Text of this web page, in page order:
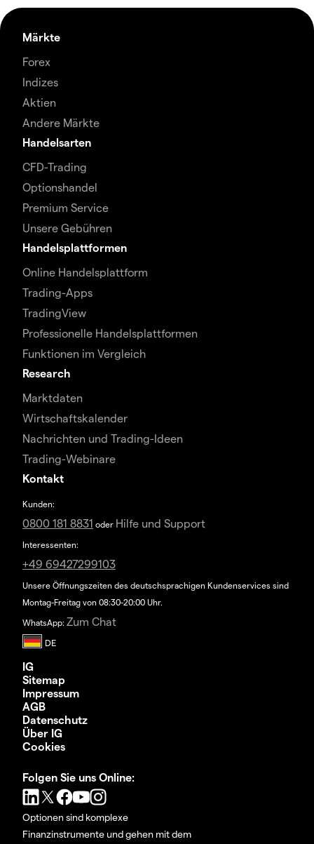
Märkte
Forex
Indizes
Aktien
Andere Märkte
Handelsarten
CFD-Trading
Optionshandel
Premium Service
Unsere Gebühren
Handelsplattformen
Online Handelsplattform
Trading-Apps
TradingView
Professionelle Handelsplattformen
Funktionen im Vergleich
Research
Marktdaten
Wirtschaftskalender
Nachrichten und Trading-Ideen
Trading-Webinare
Kontakt
Kunden:
0800 181 8831 oder Hilfe und Support
Interessenten:
+49 69427299103
Unsere Öffnungszeiten des deutschsprachigen Kundenservices sind
Montag-Freitag von 08:30-20:00 Uhr.
WhatsApp: Zum Chat
IG
Sitemap
Impressum
AGB
Datenschutz
Über IG
Cookies
Folgen Sie uns Online:
Optionen sind komplexe
Finanzinstrumente und gehen mit dem